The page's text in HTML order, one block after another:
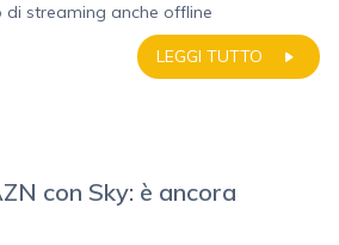
di streaming anche offline
LEGGI TUTTO
con Sky: è ancora